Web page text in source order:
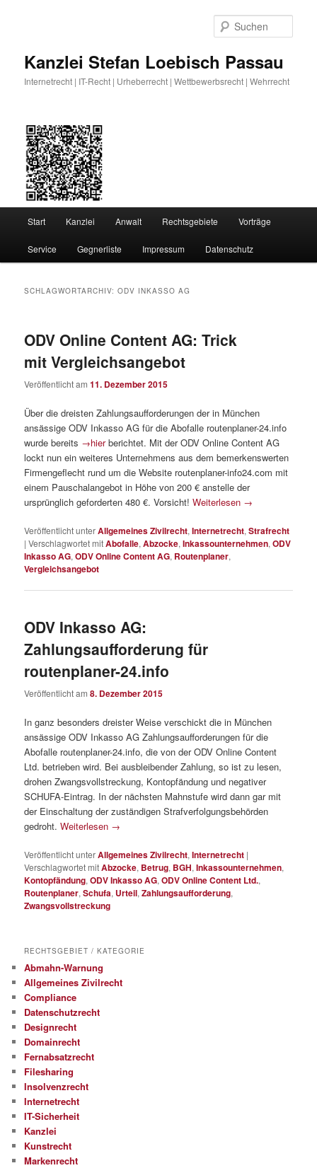
Kanzlei Stefan Loebisch Passau
Internetrecht | IT-Recht | Urheberrecht | Wettbewerbsrecht | Wehrrecht
Start Kanzlei Anwalt Rechtsgebiete Vorträge
Service Gegnerliste Impressum Datenschutz
SCHLAGWORTARCHIV:ODV INKASSO AG
ODV Online Content AG: Trick
mit Vergleichsangebot
Veröffentlicht am11. Dezember 2015
Über die dreisten Zahlungsaufforderungen der in München
ansässige ODV Inkasso AG für die Abofalle routenplaner-24.info
wurde bereits →hierberichtet. Mit der ODV Online Content AG
lockt nun ein weiteres Unternehmens aus dem bemerkenswerten
Firmengeflecht rund um die Website routenplaner-info24.com mit
einem Pauschalangebot in Höhe von 200 € anstelle der
ursprünglich geforderten 480 €. Vorsicht!Weiterlesen →
Veröffentlicht unterAllgemeines Zivilrecht,Internetrecht,Strafrecht
|Verschlagwortet mitAbofalle,Abzocke,Inkassounternehmen,ODV
Inkasso AG,ODV Online Content AG, Routenplaner,
Vergleichsangebot
ODV Inkasso AG:
Zahlungsaufforderung für
routenplaner-24.info
Veröffentlicht am8. Dezember 2015
In ganz besonders dreister Weise verschickt die in München
ansässige ODV Inkasso AG Zahlungsaufforderungen für die
Abofalle routenplaner-24.info, die von der ODV Online Content
Ltd. betrieben wird. Bei ausbleibender Zahlung, so ist zu lesen,
drohen Zwangsvollstreckung, Kontopfändung und negativer
SCHUFA-Eintrag. In der nächsten Mahnstufe wird dann gar mit
der Einschaltung der zuständigen Strafverfolgungsbehörden
gedroht.Weiterlesen →
Veröffentlicht unterAllgemeines Zivilrecht,Internetrecht |
Verschlagwortet mitAbzocke, Betrug, BGH,Inkassounternehmen,
Kontopfändung,ODV Inkasso AG,ODV Online Content Ltd.,
Routenplaner,Schufa, Urteil,Zahlungsaufforderung,
Zwangsvollstreckung
RECHTSGEBIET / KATEGORIE
Abmahn-Warnung
Allgemeines Zivilrecht
Compliance
Datenschutzrecht
Designrecht
Domainrecht
Fernabsatzrecht
Filesharing
Insolvenzrecht
Internetrecht
IT-Sicherheit
Kanzlei
Kunstrecht
Markenrecht